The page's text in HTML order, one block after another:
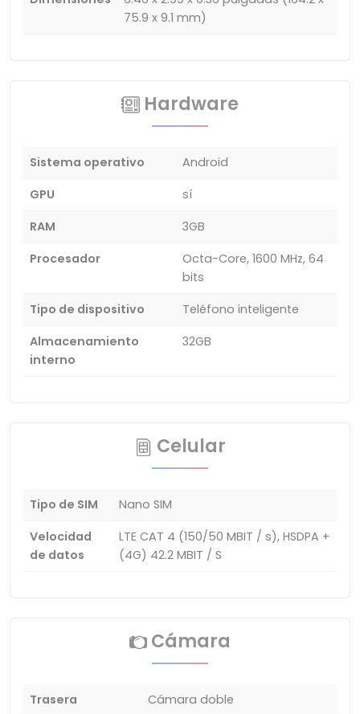
75.9 x 9.1 mm)
Hardware
Sistema operativo
Android
GPU
sí
RAM
3GB
Procesador
Octa-Core, 1600 MHz, 64
bits
Tipo de dispositivo
Teléfono inteligente
Almacenamiento
interno
32GB
Celular
Tipo de SIM
Nano SIM
Velocidad
de datos
LTE CAT 4 (150/50 MBIT / s), HSDPA +
(4G) 42.2 MBIT / S
Cámara
Trasera
Cámara doble